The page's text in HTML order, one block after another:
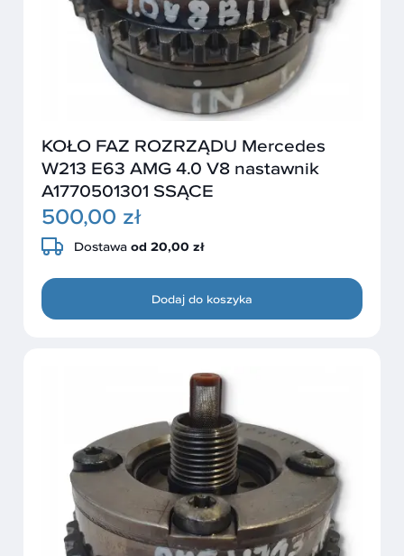
KOŁO FAZ ROZRZĄDU Mercedes
W213 E63 AMG 4.0 V8 nastawnik
A1770501301 SSĄCE
500,00 zł
Dostawa od 20,00 zł
Dodaj do koszyka